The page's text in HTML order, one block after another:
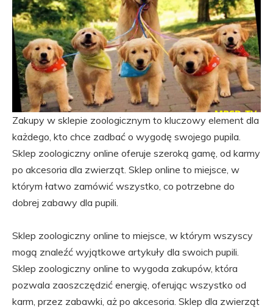
Zakupy w sklepie zoologicznym to kluczowy element dla
każdego, kto chce zadbać o wygodę swojego pupila.
Sklep zoologiczny online oferuje szeroką gamę, od karmy
po akcesoria dla zwierząt. Sklep online to miejsce, w
którym łatwo zamówić wszystko, co potrzebne do
dobrej zabawy dla pupili.
Sklep zoologiczny online to miejsce, w którym wszyscy
mogą znaleźć wyjątkowe artykuły dla swoich pupili.
Sklep zoologiczny online to wygoda zakupów, która
pozwala zaoszczędzić energię, oferując wszystko od
karm, przez zabawki, aż po akcesoria. Sklep dla zwierząt